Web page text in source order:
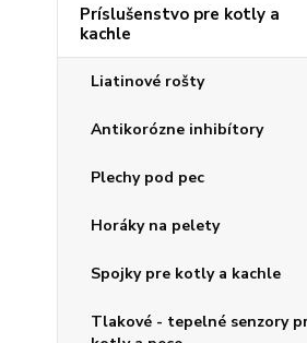
Príslušenstvo pre kotly a
kachle
Liatinové rošty
Antikorózne inhibítory
Plechy pod pec
Horáky na pelety
Spojky pre kotly a kachle
Tlakové - tepelné senzory